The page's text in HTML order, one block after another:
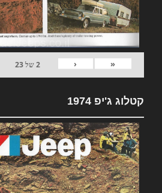
«
‹
2של23
קטלוג ג'יפ 1974